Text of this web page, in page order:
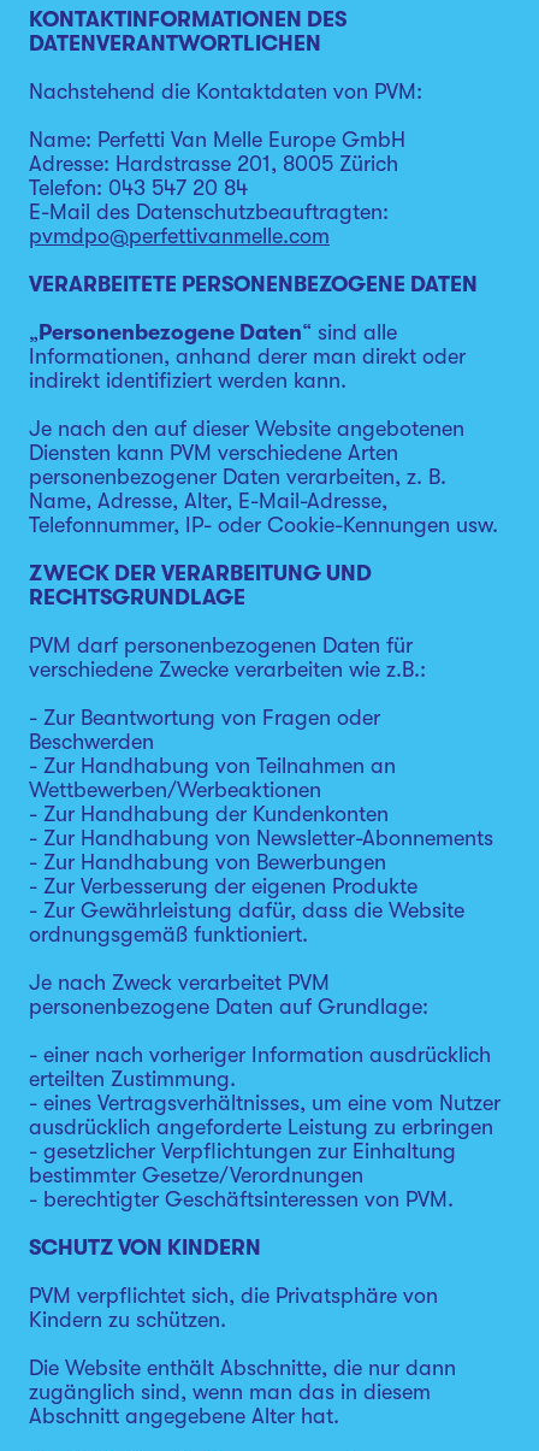
KONTAKTINFORMATIONEN DES
DATENVERANTWORTLICHEN
Nachstehend die Kontaktdaten von PVM:
Name: Perfetti Van Melle Europe GmbH
Adresse: Hardstrasse 201, 8005 Zürich
Telefon: 043 547 20 84
E-Mail des Datenschutzbeauftragten:
pvmdpo@perfettivanmelle.com
VERARBEITETE PERSONENBEZOGENE DATEN
„ Personenbezogene Daten“ sind alle
Informationen, anhand derer man direkt oder
indirekt identifiziert werden kann.
Je nach den auf dieser Website angebotenen
Diensten kann PVM verschiedene Arten
personenbezogener Daten verarbeiten, z. B.
Name, Adresse, Alter, E-Mail-Adresse,
Telefonnummer, IP- oder Cookie-Kennungen usw.
ZWECK DER VERARBEITUNG UND
RECHTSGRUNDLAGE
PVM darf personenbezogenen Daten für
verschiedene Zwecke verarbeiten wie z.B.:
- Zur Beantwortung von Fragen oder
Beschwerden
- Zur Handhabung von Teilnahmen an
Wettbewerben/Werbeaktionen
- Zur Handhabung der Kundenkonten
- Zur Handhabung von Newsletter-Abonnements
- Zur Handhabung von Bewerbungen
- Zur Verbesserung der eigenen Produkte
- Zur Gewährleistung dafür, dass die Website
ordnungsgemäß funktioniert.
Je nach Zweck verarbeitet PVM
personenbezogene Daten auf Grundlage:
- einer nach vorheriger Information ausdrücklich
erteilten Zustimmung.
- eines Vertragsverhältnisses, um eine vom Nutzer
ausdrücklich angeforderte Leistung zu erbringen
- gesetzlicher Verpflichtungen zur Einhaltung
bestimmter Gesetze/Verordnungen
- berechtigter Geschäftsinteressen von PVM.
SCHUTZ VON KINDERN
PVM verpflichtet sich, die Privatsphäre von
Kindern zu schützen.
Die Website enthält Abschnitte, die nur dann
zugänglich sind, wenn man das in diesem
Abschnitt angegebene Alter hat.